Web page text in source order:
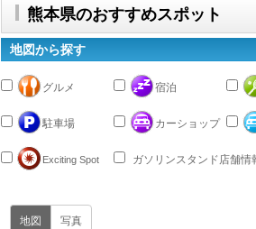
熊本県のおすすめスポット
地図から探す
グルメ 宿泊
駐車場 カーショップ
Exciting Spot ガソリンスタンド店舗情
地図 写真